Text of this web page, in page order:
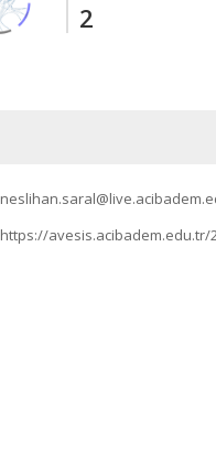
2
https://avesis.acibadem.edu.tr/